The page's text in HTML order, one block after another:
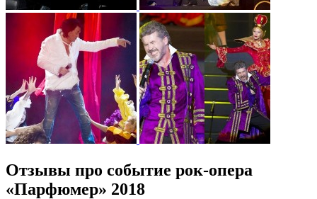
Отзывы про событие рок-опера
«Парфюмер» 2018